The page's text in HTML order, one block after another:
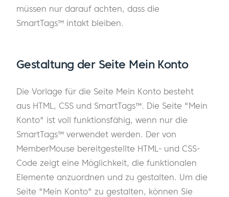
müssen nur darauf achten, dass die
SmartTags™ intakt bleiben.
Gestaltung der Seite Mein Konto
Die Vorlage für die Seite Mein Konto besteht
aus HTML, CSS und SmartTags™. Die Seite "Mein
Konto" ist voll funktionsfähig, wenn nur die
SmartTags™ verwendet werden. Der von
MemberMouse bereitgestellte HTML- und CSS-
Code zeigt eine Möglichkeit, die funktionalen
Elemente anzuordnen und zu gestalten. Um die
Seite "Mein Konto" zu gestalten, können Sie